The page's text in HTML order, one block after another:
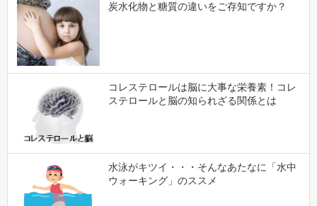
炭水化物と糖質の違いをご存知ですか？
コレステロールは脳に大事な栄養素！コレ
ステロールと脳の知られざる関係とは
水泳がキツイ・・・そんなあたなに「水中
ウォーキング」のススメ